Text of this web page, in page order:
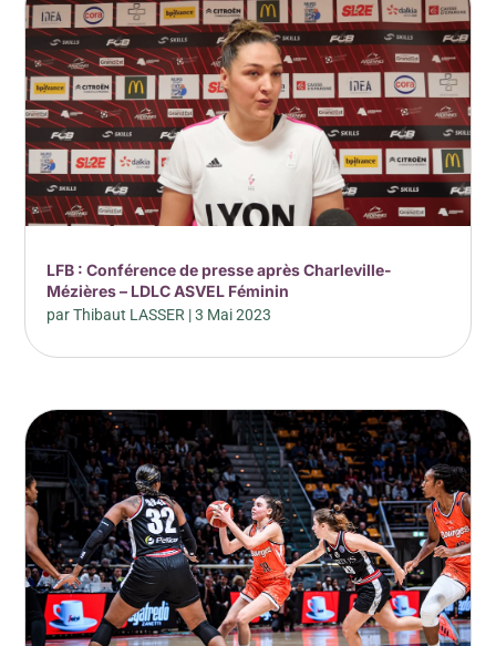
LFB : Conférence de presse après Charleville-
Mézières – LDLC ASVEL Féminin
parThibaut LASSER |3 Mai 2023